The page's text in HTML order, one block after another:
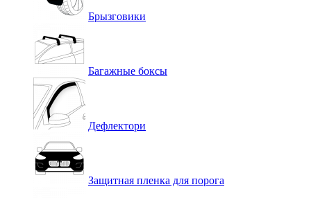
Брызговики
Багажные боксы
Дефлектори
Защитная пленка для порога